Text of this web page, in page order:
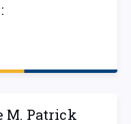
M. Patrick